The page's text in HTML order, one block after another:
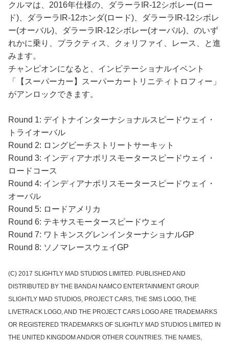
クルマは、2016年仕様の、ダラーラIR-12シボレー(ロー
ド)、ダラーラIR-12ホンダ(ロード)、ダラーラIR-12シボレ
ー(オーバル)、ダラーラIR-12シボレー(オーバル)、のいず
れかに乗り、プラクティス、クォリファイ、レース、と進
みます。
チャンピオンになると、インビテーショナルイベント
「【スーパーカー】スーパーカートリニティトロフィー」
がアンロックできます。
Round 1: デイトナインターナショナルスピードウェイ・
トライオーバル
Round 2: ロングビーチストリートサーキット
Round 3: インディアナポリスモータースピードウェイ・
ロードコース
Round 4: インディアナポリスモータースピードウェイ・
オーバル
Round 5: ロードアメリカ
Round 6: テキサスモータースピードウェイ
Round 7: ワトキンスグレンインターナショナルGP
Round 8: ソノマレースウェイGP
(C) 2017 SLIGHTLY MAD STUDIOS LIMITED. PUBLISHED AND
DISTRIBUTED BY THE BANDAI NAMCO ENTERTAINMENT GROUP.
SLIGHTLY MAD STUDIOS, PROJECT CARS, THE SMS LOGO, THE
LIVETRACK LOGO, AND THE PROJECT CARS LOGO ARE TRADEMARKS
OR REGISTERED TRADEMARKS OF SLIGHTLY MAD STUDIOS LIMITED IN
THE UNITED KINGDOM AND/OR OTHER COUNTRIES. THE NAMES,